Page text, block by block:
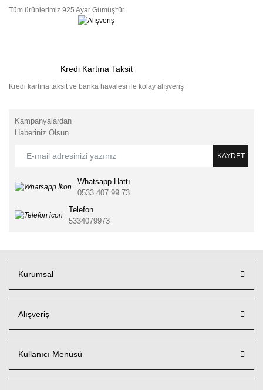
Tüm ürünlerimiz 925 Ayar Gümüş'tür.
Kredi Kartına Taksit
Kredi kartına taksit ve banka havalesi ile kolay alışveriş
Kampanyalardan
Haberiniz Olsun
KAYDET
Whatsapp Hattı
0533 407 99 73
Telefon
5334079973
Kurumsal
Alışveriş
Kullanıcı Menüsü